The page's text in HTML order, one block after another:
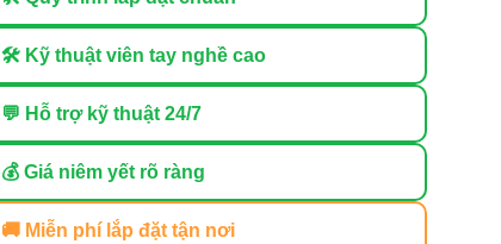
🛠 Kỹ thuật viên tay nghề cao
💬 Hỗ trợ kỹ thuật 24/7
💰 Giá niêm yết rõ ràng
🚚 Miễn phí lắp đặt tận nơi